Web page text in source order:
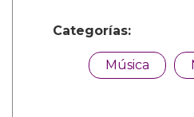
Categorías:
Música